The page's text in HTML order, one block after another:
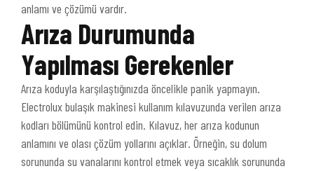
anlamı ve çözümü vardır.
Arıza Durumunda
Yapılması Gerekenler
Arıza koduyla karşılaştığınızda öncelikle panik yapmayın.
Electrolux bulaşık makinesi kullanım kılavuzunda verilen arıza
kodları bölümünü kontrol edin. Kılavuz, her arıza kodunun
anlamını ve olası çözüm yollarını açıklar. Örneğin, su dolum
sorununda su vanalarını kontrol etmek veya sıcaklık sorununda